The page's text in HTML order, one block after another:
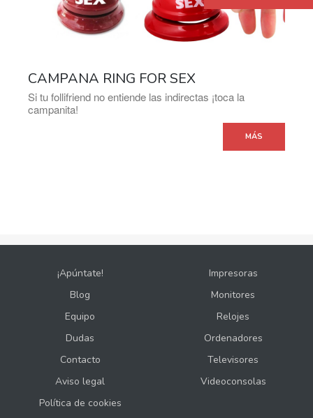
CAMPANA RING FOR SEX
Si tu follifriend no entiende las indirectas ¡toca la
campanita!
MÁS
¡Apúntate!
Blog
Equipo
Dudas
Contacto
Aviso legal
Política de cookies
Impresoras
Monitores
Relojes
Ordenadores
Televisores
Videoconsolas